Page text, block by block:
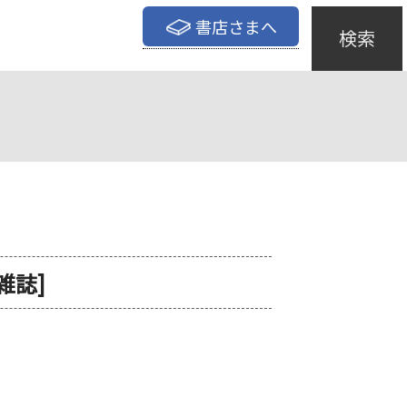
書店さまへ 検索
誌]